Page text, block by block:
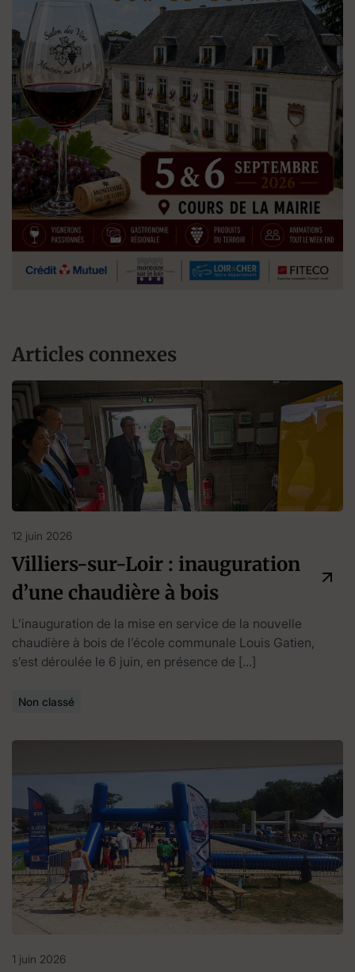
Articles connexes
12 juin 2026
Villiers-sur-Loir : inauguration
d’une chaudière à bois
L’inauguration de la mise en service de la nouvelle
chaudière à bois de l’école communale Louis Gatien,
s’est déroulée le 6 juin, en présence de […]
Non classé
1 juin 2026